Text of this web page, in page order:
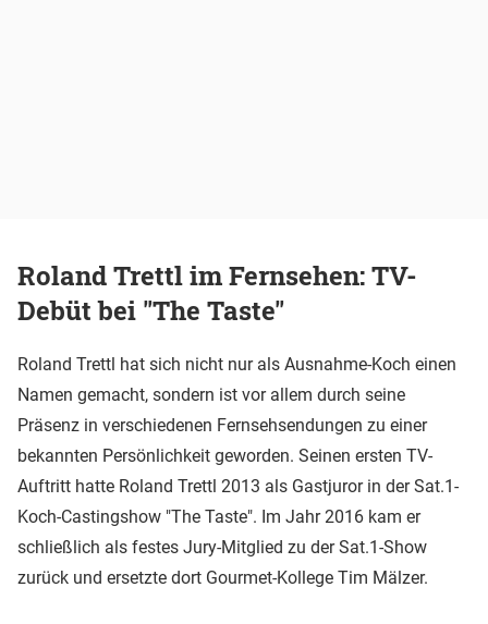
Roland Trettl im Fernsehen: TV-
Debüt bei "The Taste"
Roland Trettl hat sich nicht nur als Ausnahme-Koch einen
Namen gemacht, sondern ist vor allem durch seine
Präsenz in verschiedenen Fernsehsendungen zu einer
bekannten Persönlichkeit geworden. Seinen ersten TV-
Auftritt hatte Roland Trettl 2013 als Gastjuror in der Sat.1-
Koch-Castingshow "The Taste". Im Jahr 2016 kam er
schließlich als festes Jury-Mitglied zu der Sat.1-Show
zurück und ersetzte dort Gourmet-Kollege Tim Mälzer.